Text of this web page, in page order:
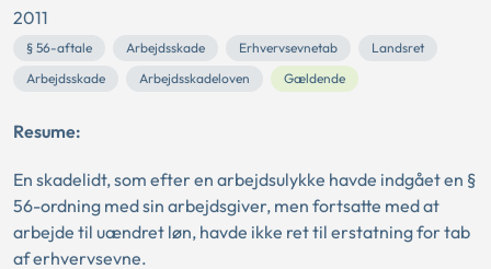
2011
§ 56-aftale Arbejdsskade Erhvervsevnetab
Landsret
Arbejdsskade
Arbejdsskadeloven Gældende
Resume:
En skadelidt, som efter en arbejdsulykke havde indgået en §
56-ordning med sin arbejdsgiver, men fortsatte med at
arbejde til uændret løn, havde ikke ret til erstatning for tab
af erhvervsevne.